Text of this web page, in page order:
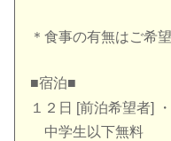
＊食事の有無はご希
■宿泊■
１２日 [前泊希望者]
中学生以下無料